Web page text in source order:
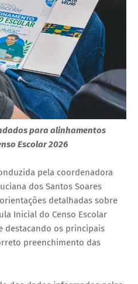
para alinhamentos
Escolar 2026
pela coordenadora
dos Santos Soares
detalhadas sobre
Inicial do Censo Escolar
destacando os principais
preenchimento das